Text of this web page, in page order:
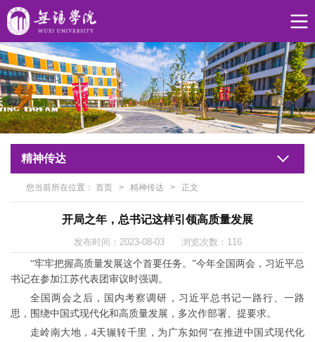
精神传达
您当前所在位置： 首页 > 精神传达 > 正文
开局之年，总书记这样引领高质量发展
发布时间：2023-08-03 浏览次数： 116
“牢牢把握高质量发展这个首要任务。”今年全国两会，习近平总
书记在参加江苏代表团审议时强调。
全国两会之后，国内考察调研，习近平总书记一路行、一路
思，围绕中国式现代化和高质量发展，多次作部署、提要求。
走岭南大地，4天辗转千里，为广东如何“在推进中国式现代化